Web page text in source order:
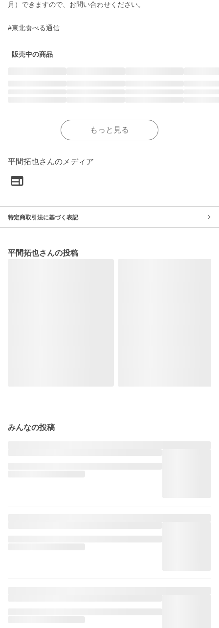
月）できますので、お問い合わせください。
#東北食べる通信
販売中の商品
もっと見る
平間拓也さんのメディア
特定商取引法に基づく表記
平間拓也さんの投稿
みんなの投稿